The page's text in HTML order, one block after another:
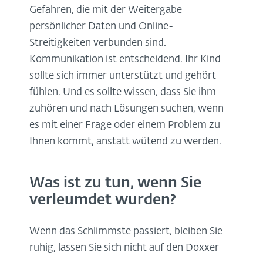
Gefahren, die mit der Weitergabe
persönlicher Daten und Online-
Streitigkeiten verbunden sind.
Kommunikation ist entscheidend. Ihr Kind
sollte sich immer unterstützt und gehört
fühlen. Und es sollte wissen, dass Sie ihm
zuhören und nach Lösungen suchen, wenn
es mit einer Frage oder einem Problem zu
Ihnen kommt, anstatt wütend zu werden.
Was ist zu tun, wenn Sie
verleumdet wurden?
Wenn das Schlimmste passiert, bleiben Sie
ruhig, lassen Sie sich nicht auf den Doxxer